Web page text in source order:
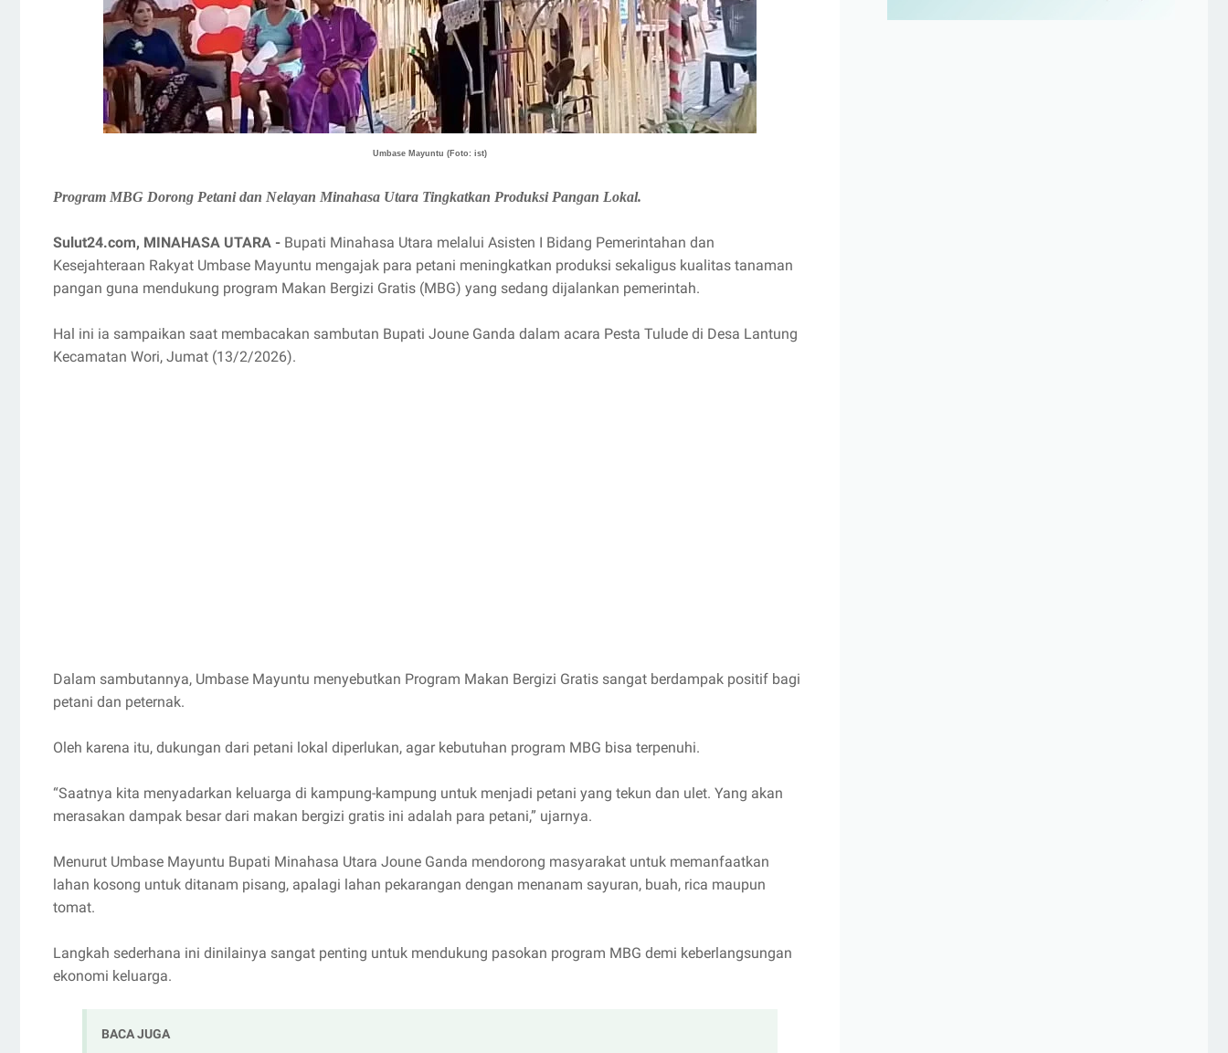
Umbase Mayuntu (Foto: ist)
Program MBG Dorong Petani dan Nelayan Minahasa Utara Tingkatkan Produksi Pangan Lokal.
Sulut24.com, MINAHASA UTARA - Bupati Minahasa Utara melalui Asisten I Bidang Pemerintahan dan
Kesejahteraan Rakyat Umbase Mayuntu mengajak para petani meningkatkan produksi sekaligus kualitas tanaman
pangan guna mendukung program Makan Bergizi Gratis (MBG) yang sedang dijalankan pemerintah.
Hal ini ia sampaikan saat membacakan sambutan Bupati Joune Ganda dalam acara Pesta Tulude di Desa Lantung
Kecamatan Wori, Jumat (13/2/2026).
Dalam sambutannya, Umbase Mayuntu menyebutkan Program Makan Bergizi Gratis sangat berdampak positif bagi
petani dan peternak.
Oleh karena itu, dukungan dari petani lokal diperlukan, agar kebutuhan program MBG bisa terpenuhi.
“Saatnya kita menyadarkan keluarga di kampung-kampung untuk menjadi petani yang tekun dan ulet. Yang akan
merasakan dampak besar dari makan bergizi gratis ini adalah para petani,” ujarnya.
Menurut Umbase Mayuntu Bupati Minahasa Utara Joune Ganda mendorong masyarakat untuk memanfaatkan
lahan kosong untuk ditanam pisang, apalagi lahan pekarangan dengan menanam sayuran, buah, rica maupun
tomat.
Langkah sederhana ini dinilainya sangat penting untuk mendukung pasokan program MBG demi keberlangsungan
ekonomi keluarga.
BACA JUGA